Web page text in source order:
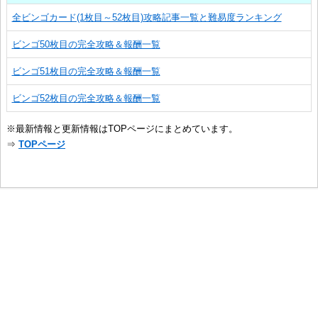
全ビンゴカード(1枚目～52枚目)攻略記事一覧と難易度ランキング
ビンゴ50枚目の完全攻略＆報酬一覧
ビンゴ51枚目の完全攻略＆報酬一覧
ビンゴ52枚目の完全攻略＆報酬一覧
※最新情報と更新情報はTOPページにまとめています。
⇒ TOPページ